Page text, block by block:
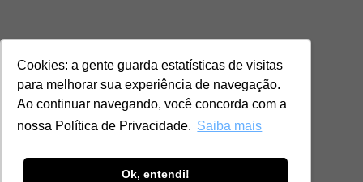
Cookies: a gente guarda estatísticas de visitas
para melhorar sua experiência de navegação.
Ao continuar navegando, você concorda com a
nossa Política de Privacidade. Saiba mais
Ok, entendi!